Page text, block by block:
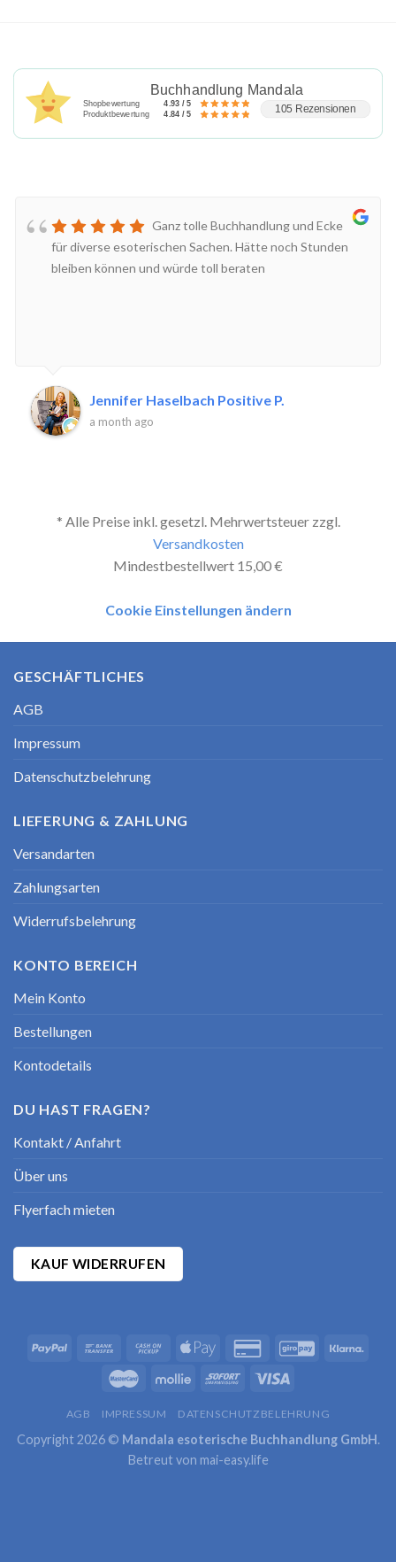
Buchhandlung Mandala
Shopbewertung 4.93 / 5
Produktbewertung 4.84 / 5 105 Rezensionen
Ganz tolle Buchhandlung und Ecke
für diverse esoterischen Sachen. Hätte noch Stunden
bleiben können und würde toll beraten
Jennifer Haselbach Positive P.
a month ago
* Alle Preise inkl. gesetzl. Mehrwertsteuer zzgl.
Versandkosten
Mindestbestellwert 15,00 €
Cookie Einstellungen ändern
GESCHÄFTLICHES
AGB
Impressum
Datenschutzbelehrung
LIEFERUNG & ZAHLUNG
Versandarten
Zahlungsarten
Widerrufsbelehrung
KONTO BEREICH
Mein Konto
Bestellungen
Kontodetails
DU HAST FRAGEN?
Kontakt / Anfahrt
Über uns
Flyerfach mieten
KAUF WIDERRUFEN
AGB IMPRESSUM DATENSCHUTZBELEHRUNG
Copyright 2026 © Mandala esoterische Buchhandlung GmbH.
Betreut von mai-easy.life